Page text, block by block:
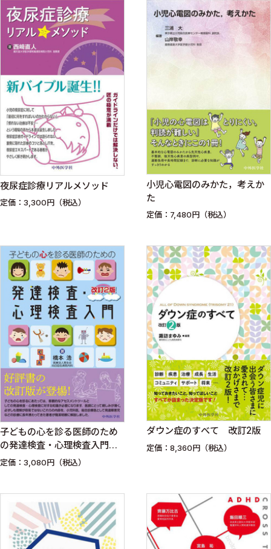
夜尿症診療リアルメソッド
定価：3,300円（税込）
小児心電図のみかた，考えか
た
定価：7,480円（税込）
子どもの心を診る医師のため
の発達検査・心理検査入門
改訂2版
定価：3,080円（税込）
ダウン症のすべて 改訂2版
定価：8,360円（税込）